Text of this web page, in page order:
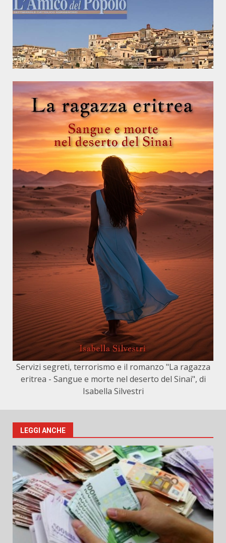
Servizi segreti, terrorismo e il romanzo "La ragazza
eritrea - Sangue e morte nel deserto del Sinai", di
Isabella Silvestri
LEGGI ANCHE